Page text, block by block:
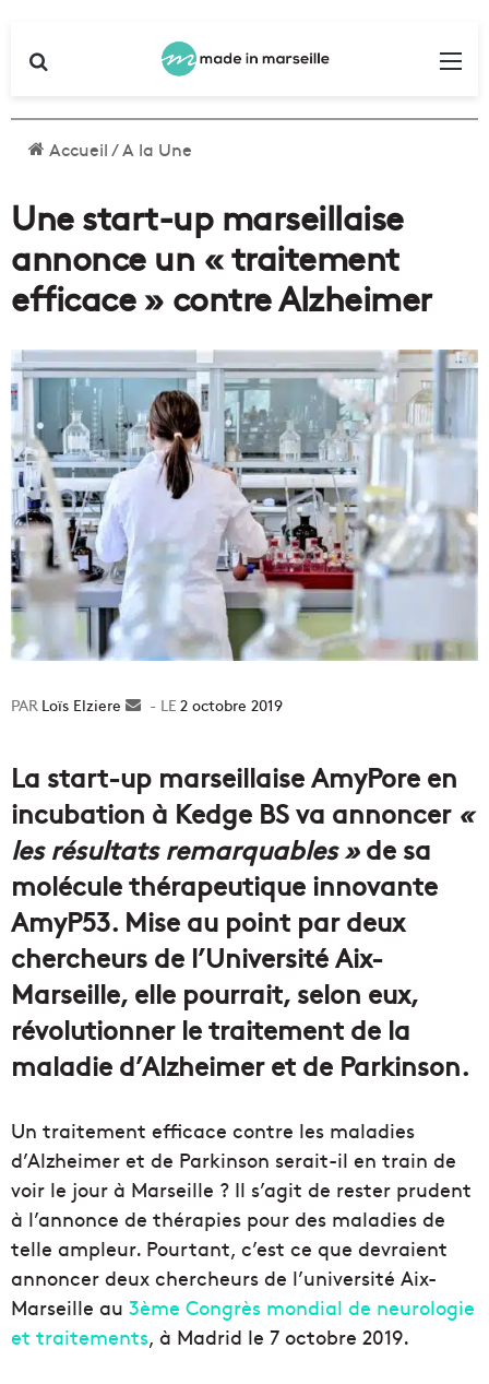
Accueil/A la Une
Une start-up marseillaise
annonce un « traitement
efficace » contre Alzheimer
Loïs Elziere
Envoyer2 octobre 2019
La start-up marseillaise AmyPore en
incubation à Kedge BS va annoncer «
les résultats remarquables »de sa
molécule thérapeutique innovante
AmyP53. Mise au point par deux
chercheurs de l’Université Aix-
Marseille, elle pourrait, selon eux,
révolutionner le traitement de la
maladie d’Alzheimer et de Parkinson.
Un traitement efficace contre les maladies
d’Alzheimer et de Parkinson serait-il en train de
voir le jour à Marseille ? Il s’agit de rester prudent
à l’annonce de thérapies pour des maladies de
telle ampleur. Pourtant, c’est ce que devraient
annoncer deux chercheurs de l’université Aix-
Marseille au 3ème Congrès mondial de neurologie
et traitements, à Madrid le 7 octobre 2019.